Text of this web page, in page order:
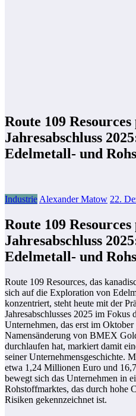
Route 109
Jahresabschluss
Edelmetall- und
Industrie Alexander Matow 22.
Route 109
Jahresabschluss
Edelmetall- und
Route 109 Resources, das
sich auf die Exploration von
konzentriert, steht heute mit der
Jahresabschlusses 2025 im Fokus
Unternehmen, das erst im
Namensänderung von BMEX
durchlaufen hat, markiert damit
seiner Unternehmensgeschichte.
etwa 1,24 Millionen Euro und
bewegt sich das Unternehmen in
Rohstoffmarktes, das durch hohe
Risiken gekennzeichnet ist.